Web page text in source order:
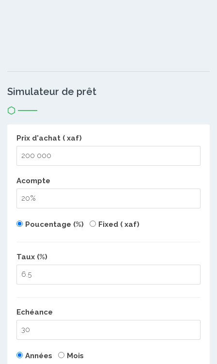
Simulateur de prêt
Prix d'achat ( xaf)
Acompte
Poucentage (%) Fixed ( xaf)
Taux (%)
Echéance
Années Mois